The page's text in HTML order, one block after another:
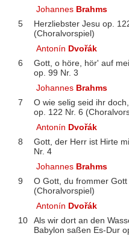
Johannes Brahms
5
Herzliebster Jesu op.
(Choralvorspiel)
Antonín Dvořák
6
Gott, o höre, hör' auf
op. 99 Nr. 3
Johannes Brahms
7
O wie selig seid ihr
op. 122 Nr. 6
Antonín Dvořák
8
Gott, der Herr ist Hirte
Nr. 4
Johannes Brahms
9
O Gott, du frommer
(Choralvorspiel)
Antonín Dvořák
10
Als wir dort an den
Babylon saßen Es-Dur